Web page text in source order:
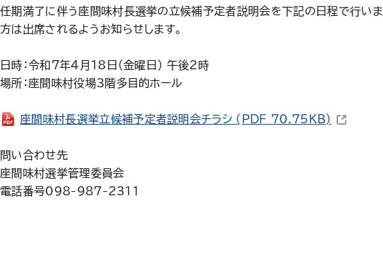
任期満了に伴う座間味村長選挙の立候補予定者説明会を下記の日程で行い
方は出席されるようお知らせします。
日時：令和7年4月18日（金曜日） 午後2時
場所：座間味村役場3階多目的ホール
座間味村長選挙立候補予定者説明会チラシ (PDF 70.75KB) （新しい
問い合わせ先
座間味村選挙管理委員会
電話番号098-987-2311